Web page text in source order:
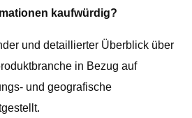
kaufwürdig?
und detaillierter Überblick über
in Bezug auf
und geografische